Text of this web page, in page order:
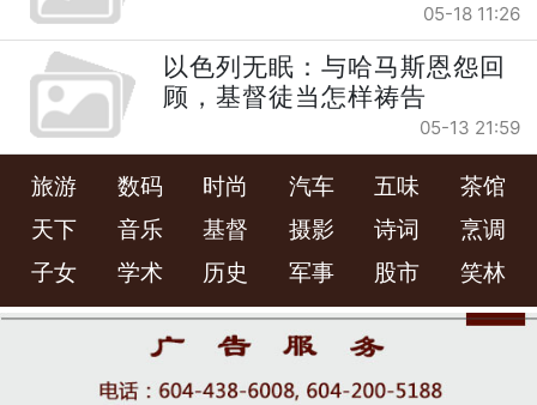
05-18 11:26
以色列无眠：与哈马斯恩怨回
顾，基督徒当怎样祷告
05-13 21:59
旅游 数码 时尚 汽车 五味
茶馆
天下
音乐 基督 摄影 诗词
烹调
子女
学术 历史 军事 股市 笑林